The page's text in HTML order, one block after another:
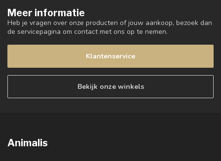
Meer informatie
Heb je vragen over onze producten of jouw aankoop, bezoek dan
de servicepagina om contact met ons op te nemen.
Klantenservice
Bekijk onze winkels
Animalis